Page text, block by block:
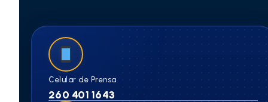
Celular de Prensa
260 401 1643